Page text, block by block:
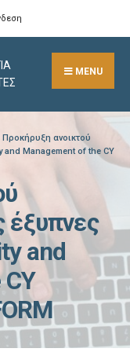
MENU
Προκήρυξη ανοικτού
and Management of the CY
έξυπνες
and
Search
Window